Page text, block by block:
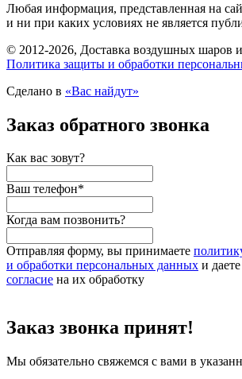
Любая информация, представленная на
и ни при каких условиях не является
© 2012-2026, Доставка воздушных шаров
Политика защиты и обработки
Сделано в «Вас найдут»
Заказ обратного звонка
Как вас зовут?
Ваш телефон*
Когда вам позвонить?
Отправляя форму, вы принимаете
и обработки персональных данных и
согласие на их обработку
Заказ звонка принят!
Мы обязательно свяжемся с вами в